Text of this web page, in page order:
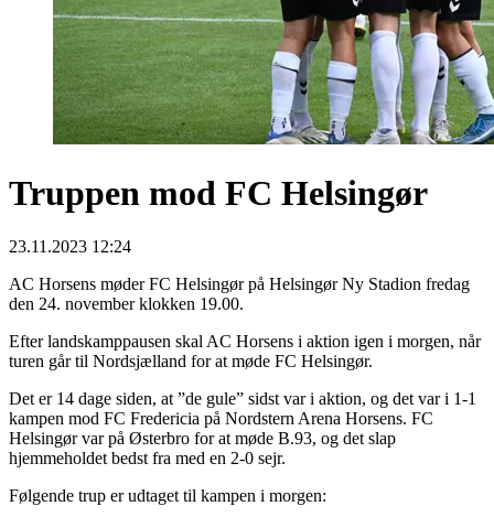
Truppen mod FC Helsingør
23.11.2023 12:24
AC Horsens møder FC Helsingør på Helsingør Ny Stadion fredag
den 24. november klokken 19.00.
Efter landskamppausen skal AC Horsens i aktion igen i morgen, når
turen går til Nordsjælland for at møde FC Helsingør.
Det er 14 dage siden, at ”de gule” sidst var i aktion, og det var i 1-1
kampen mod FC Fredericia på Nordstern Arena Horsens. FC
Helsingør var på Østerbro for at møde B.93, og det slap
hjemmeholdet bedst fra med en 2-0 sejr.
Følgende trup er udtaget til kampen i morgen: